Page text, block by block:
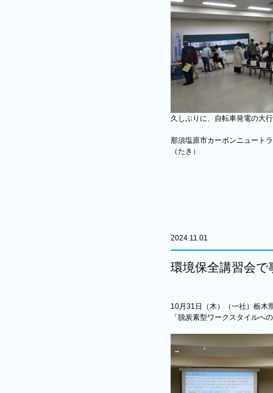
久しぶりに、自転車発電の大
那須塩原市カーボンニュート
（たき）
2024.11.01
環境保全講習会で
10月31日（木）（一社）栃木
「脱炭素型ワークスタイルへ